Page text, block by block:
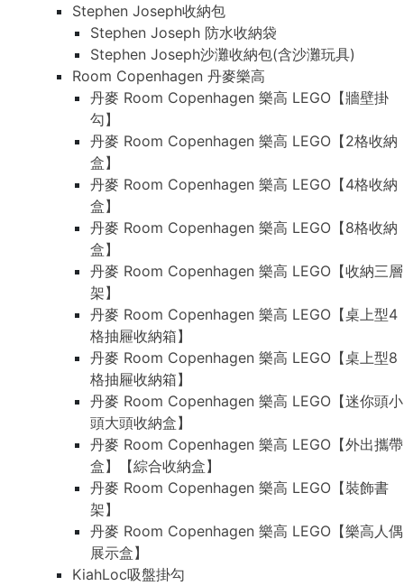
Stephen Joseph收納包
Stephen Joseph 防水收納袋
Stephen Joseph沙灘收納包(含沙灘玩具)
Room Copenhagen 丹麥樂高
丹麥 Room Copenhagen 樂高 LEGO【牆壁掛
勾】
丹麥 Room Copenhagen 樂高 LEGO【2格收納
盒】
丹麥 Room Copenhagen 樂高 LEGO【4格收納
盒】
丹麥 Room Copenhagen 樂高 LEGO【8格收納
盒】
丹麥 Room Copenhagen 樂高 LEGO【收納三層
架】
丹麥 Room Copenhagen 樂高 LEGO【桌上型4
格抽屜收納箱】
丹麥 Room Copenhagen 樂高 LEGO【桌上型8
格抽屜收納箱】
丹麥 Room Copenhagen 樂高 LEGO【迷你頭小
頭大頭收納盒】
丹麥 Room Copenhagen 樂高 LEGO【外出攜帶
盒】【綜合收納盒】
丹麥 Room Copenhagen 樂高 LEGO【裝飾書
架】
丹麥 Room Copenhagen 樂高 LEGO【樂高人偶
展示盒】
KiahLoc吸盤掛勾